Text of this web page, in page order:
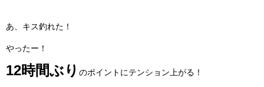
あ、キス釣れた！
やったー！
12時間ぶり のポイントにテンション上がる！